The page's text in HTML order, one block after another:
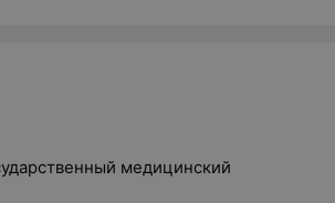
медицинский